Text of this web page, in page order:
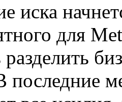
иска
для
последние